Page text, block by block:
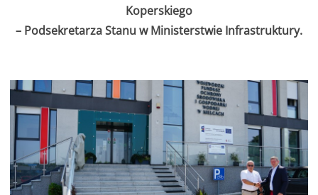
Koperskiego
– Podsekretarza Stanu w Ministerstwie Infrastruktury.